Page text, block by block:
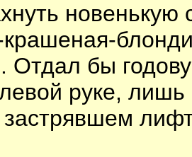
новенькую
Отдал бы
руке,
застрявшем